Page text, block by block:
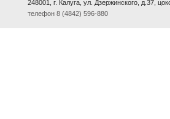
248001, г. Калуга, ул. Дзержинского, д.37,
телефон 8 (4842) 596-880